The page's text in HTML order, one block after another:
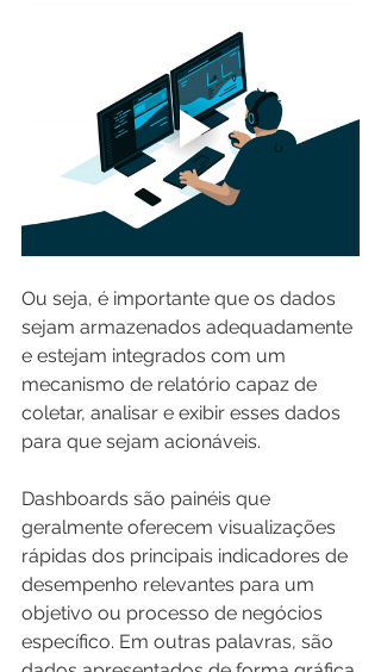
Ou seja, é importante que os dados
sejam armazenados adequadamente
e estejam integrados com um
mecanismo de relatório capaz de
coletar, analisar e exibir esses dados
para que sejam acionáveis.
Dashboards são painéis que
geralmente oferecem visualizações
rápidas dos principais indicadores de
desempenho relevantes para um
objetivo ou processo de negócios
específico. Em outras palavras, são